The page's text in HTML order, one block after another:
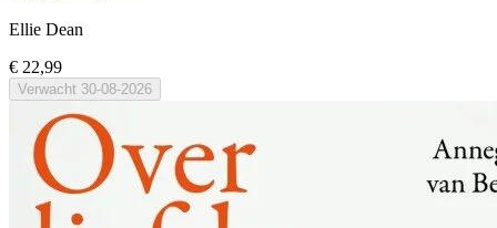
Ellie Dean
€ 22,99
Verwacht 30-08-2026